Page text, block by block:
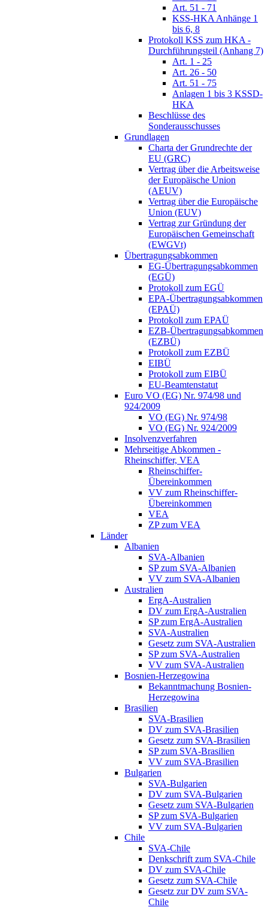
Art. 51 - 71
KSS-HKA Anhänge 1
bis 6, 8
Protokoll KSS zum HKA -
Durchführungsteil (Anhang 7)
Art. 1 - 25
Art. 26 - 50
Art. 51 - 75
Anlagen 1 bis 3 KSSD-
HKA
Beschlüsse des
Sonderausschusses
Grundlagen
Charta der Grundrechte der
EU (GRC)
Vertrag über die Arbeitsweise
der Europäische Union
(AEUV)
Vertrag über die Europäische
Union (EUV)
Vertrag zur Gründung der
Europäischen Gemeinschaft
(EWGVt)
Übertragungsabkommen
EG-Übertragungsabkommen
(EGÜ)
Protokoll zum EGÜ
EPA-Übertragungsabkommen
(EPAÜ)
Protokoll zum EPAÜ
EZB-Übertragungsabkommen
(EZBÜ)
Protokoll zum EZBÜ
EIBÜ
Protokoll zum EIBÜ
EU-Beamtenstatut
Euro VO (EG) Nr. 974/98 und
924/2009
VO (EG) Nr. 974/98
VO (EG) Nr. 924/2009
Insolvenzverfahren
Mehrseitige Abkommen -
Rheinschiffer, VEA
Rheinschiffer-
Übereinkommen
VV zum Rheinschiffer-
Übereinkommen
VEA
ZP zum VEA
Länder
Albanien
SVA-Albanien
SP zum SVA-Albanien
VV zum SVA-Albanien
Australien
ErgA-Australien
DV zum ErgA-Australien
SP zum ErgA-Australien
SVA-Australien
Gesetz zum SVA-Australien
SP zum SVA-Australien
VV zum SVA-Australien
Bosnien-Herzegowina
Bekanntmachung Bosnien-
Herzegowina
Brasilien
SVA-Brasilien
DV zum SVA-Brasilien
Gesetz zum SVA-Brasilien
SP zum SVA-Brasilien
VV zum SVA-Brasilien
Bulgarien
SVA-Bulgarien
DV zum SVA-Bulgarien
Gesetz zum SVA-Bulgarien
SP zum SVA-Bulgarien
VV zum SVA-Bulgarien
Chile
SVA-Chile
Denkschrift zum SVA-Chile
DV zum SVA-Chile
Gesetz zum SVA-Chile
Gesetz zur DV zum SVA-
Chile